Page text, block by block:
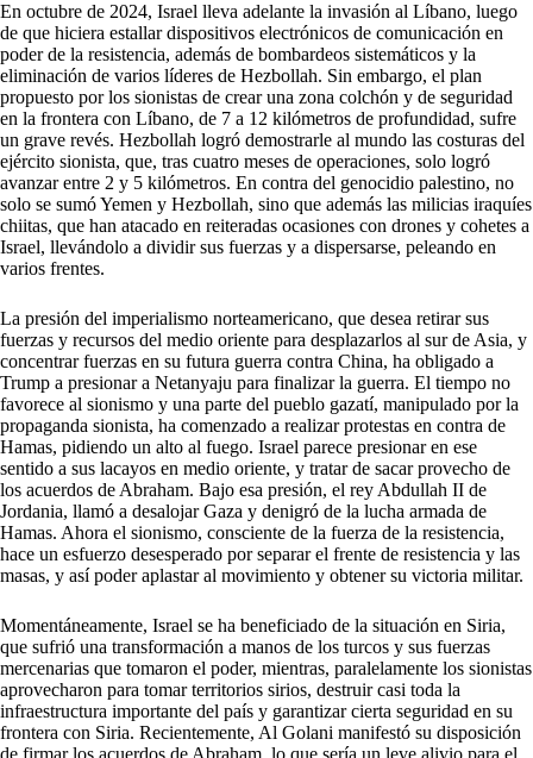
En octubre de 2024, Israel lleva adelante la invasión al Líbano, luego
de que hiciera estallar dispositivos electrónicos de comunicación en
poder de la resistencia, además de bombardeos sistemáticos y la
eliminación de varios líderes de Hezbollah. Sin embargo, el plan
propuesto por los sionistas de crear una zona colchón y de seguridad
en la frontera con Líbano, de 7 a 12 kilómetros de profundidad, sufre
un grave revés. Hezbollah logró demostrarle al mundo las costuras del
ejército sionista, que, tras cuatro meses de operaciones, solo logró
avanzar entre 2 y 5 kilómetros. En contra del genocidio palestino, no
solo se sumó Yemen y Hezbollah, sino que además las milicias iraquíes
chiitas, que han atacado en reiteradas ocasiones con drones y cohetes a
Israel, llevándolo a dividir sus fuerzas y a dispersarse, peleando en
varios frentes.
La presión del imperialismo norteamericano, que desea retirar sus
fuerzas y recursos del medio oriente para desplazarlos al sur de Asia, y
concentrar fuerzas en su futura guerra contra China, ha obligado a
Trump a presionar a Netanyaju para finalizar la guerra. El tiempo no
favorece al sionismo y una parte del pueblo gazatí, manipulado por la
propaganda sionista, ha comenzado a realizar protestas en contra de
Hamas, pidiendo un alto al fuego. Israel parece presionar en ese
sentido a sus lacayos en medio oriente, y tratar de sacar provecho de
los acuerdos de Abraham. Bajo esa presión, el rey Abdullah II de
Jordania, llamó a desalojar Gaza y denigró de la lucha armada de
Hamas. Ahora el sionismo, consciente de la fuerza de la resistencia,
hace un esfuerzo desesperado por separar el frente de resistencia y las
masas, y así poder aplastar al movimiento y obtener su victoria militar.
Momentáneamente, Israel se ha beneficiado de la situación en Siria,
que sufrió una transformación a manos de los turcos y sus fuerzas
mercenarias que tomaron el poder, mientras, paralelamente los sionistas
aprovecharon para tomar territorios sirios, destruir casi toda la
infraestructura importante del país y garantizar cierta seguridad en su
frontera con Siria. Recientemente, Al Golani manifestó su disposición